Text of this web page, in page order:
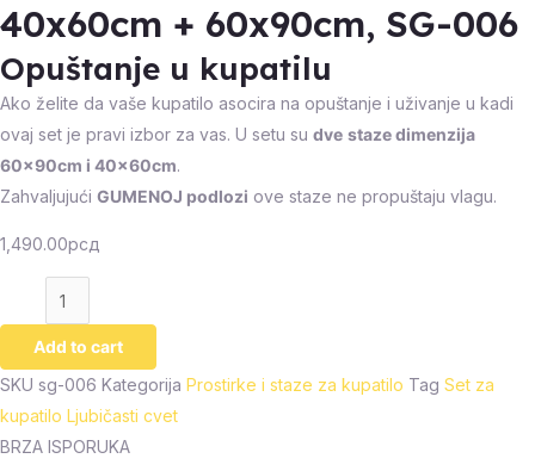
40x60cm + 60x90cm, SG-006
Opuštanje u kupatilu
Ako želite da vaše kupatilo asocira na opuštanje i uživanje u kadi
ovaj set je pravi izbor za vas. U setu su dve staze dimenzija
60x90cm i 40x60cm.
Zahvaljujući GUMENOJ podlozi ove staze ne propuštaju vlagu.
1,490.00рсд
Add to cart
SKU sg-006 Kategorija Prostirke i staze za kupatilo Tag Set za
kupatilo Ljubičasti cvet
BRZA ISPORUKA